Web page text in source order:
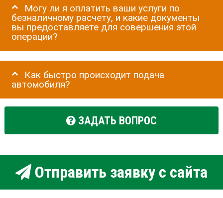
Могу ли я оплатить ваши услуги по
безналичному расчету, и какие документы
вы предоставляете для совершения этой
операции?
Как быстро происходит подача
автомобиля?
ЗАДАТЬ ВОПРОС
Отправить заявку с сайта